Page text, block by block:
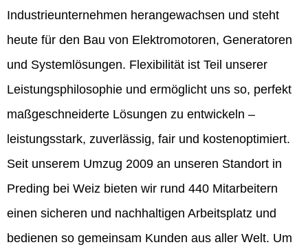
Industrieunternehmen herangewachsen und steht
heute für den Bau von Elektromotoren, Generatoren
und Systemlösungen. Flexibilität ist Teil unserer
Leistungsphilosophie und ermöglicht uns so, perfekt
maßgeschneiderte Lösungen zu entwickeln –
leistungsstark, zuverlässig, fair und kostenoptimiert.
Seit unserem Umzug 2009 an unseren Standort in
Preding bei Weiz bieten wir rund 440 Mitarbeitern
einen sicheren und nachhaltigen Arbeitsplatz und
bedienen so gemeinsam Kunden aus aller Welt. Um